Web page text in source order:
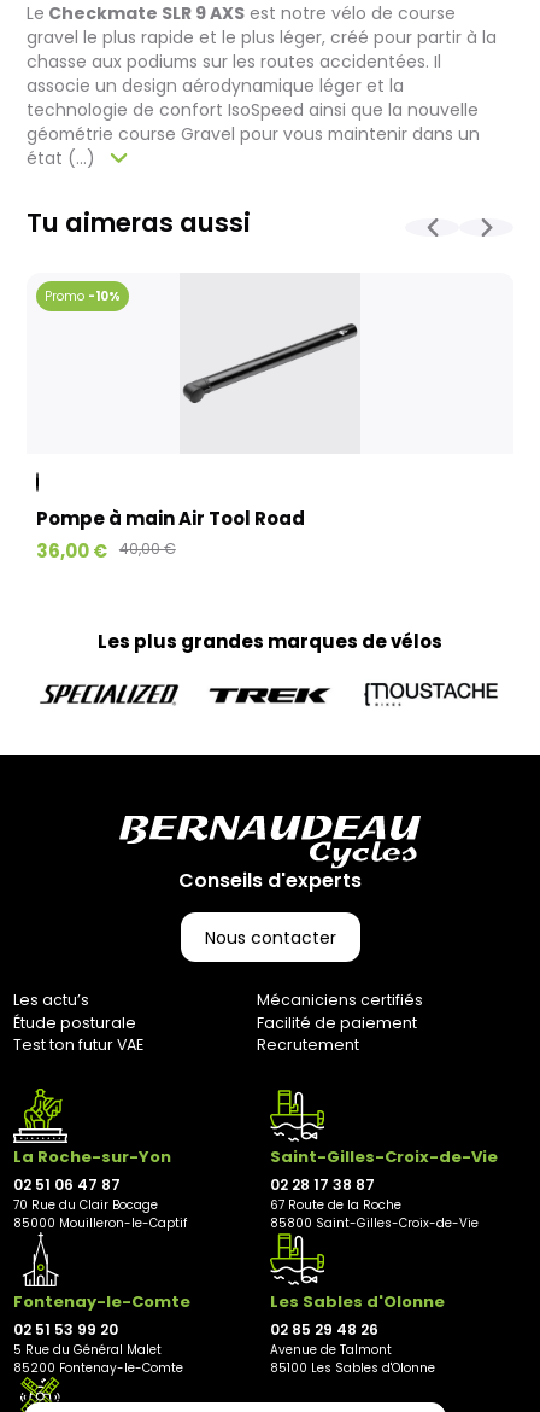
Pensez à préciser le lieu de retrait lors de votre commande,
et nous vous informerons dès que vos articles seront prêts à
être récupérés.
Livraison de vélos complets :
Après des réglages minutieux effectués par nos techniciens,
votre vélo est soigneusement emballé dans un carton conçu
pour faciliter sa réception.
contrôle et l'expédition est en moyenne d’une à deux
semaines. Pour les vélos sur commande, celui-ci est allongé
La livraison est assurée par Geodis, directement à votre
domicile, avec la possibilité de reprogrammer la livraison si
nécessaire. (Pas d’expédition les week-ends et jours fériés)
Kit cadre et paires de roues :
Emballés avec un soin particulier dans des cartons
spécialement conçus pour garantir leur protection.
disponible), pour une livraison directement à votre domicile.
Textiles, accessoires et petits produits :
Tous vos petits articles sont préparés par notre équipe
d’expédition les week-ends et jours fériés)
Pour vos équipements lourds, nous faisons appel au
ouvrés. (Pas d’expédition les week-ends et jours fériés)
Comme indiqué dans nos Conditions Générales de Vente
(CGV), les frais de retour sont à votre charge, sauf en cas
d'erreur de notre part. Pour toute question, n'hésitez pas à
nous contacter au 0251064787 ou par e-mail à
marketing@bernaudeaucycles.fr.
70 rue du Clair Bocage
85000, Mouilleron-Le-Captif
Le Checkmate SLR 9 AXSest notre vélo de course
gravel le plus rapide et le plus léger, créé pour partir à la
chasse aux podiums sur les routes accidentées. Il
associe un design aérodynamique léger et la
technologie de confort IsoSpeed ainsi que la nouvelle
géométrie course Gravel pour vous maintenir dans un
état (...)
Tu aimeras aussi
-10%
Pompe à main Air Tool Road
36,00 € 40,00 €
Les plus grandes marques de vélos
Conseils d'experts
Nous contacter
Les actu’s
Mécaniciens certifiés
Étude posturale
Facilité de paiement
Test ton futur VAE
Recrutement
La Roche-sur-Yon
02 51 06 47 87
70 Rue du Clair Bocage
85000 Mouilleron-le-Captif
Saint-Gilles-Croix-de-Vie
02 28 17 38 87
67 Route de la Roche
85800 Saint-Gilles-Croix-de-Vie
Fontenay-le-Comte
02 51 53 99 20
5 Rue du Général Malet
85200 Fontenay-le-Comte
Les Sables d'Olonne
02 85 29 48 26
Avenue de Talmont
85100 Les Sables d'Olonne